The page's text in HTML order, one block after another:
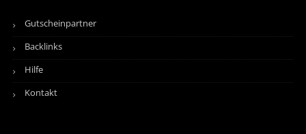
Gutscheinpartner
Backlinks
Hilfe
Kontakt